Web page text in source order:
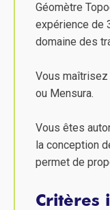
Géomètre
expérience de
domaine des
Vous
ou Mensura.
Vous êtes
la conception
permet de
Critères